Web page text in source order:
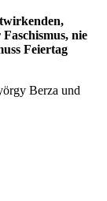
nie
Feiertag
Berza und